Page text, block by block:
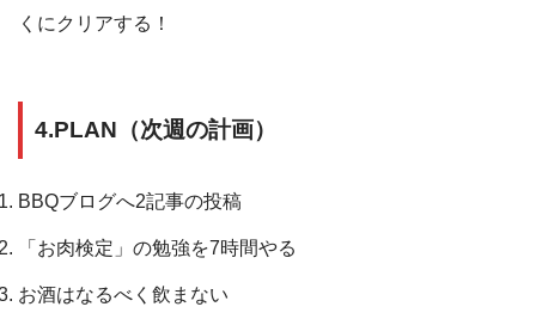
くにクリアする！
4.PLAN（次週の計画）
BBQブログへ2記事の投稿
「お肉検定」の勉強を7時間やる
お酒はなるべく飲まない